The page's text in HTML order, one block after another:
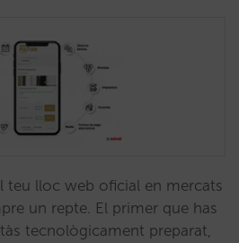
teu lloc web oficial en mercats
un repte. El primer que has
tecnològicament preparat,